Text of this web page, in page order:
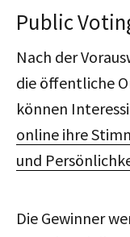
Public
Nach der
die öffentliche
können
online ihre
und
Die Gewinner